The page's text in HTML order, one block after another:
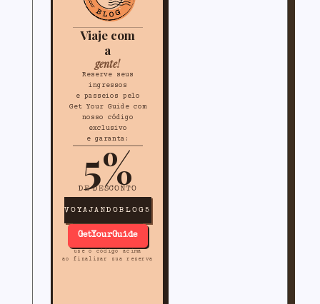
Viaje com
a
gente!
Reserve seus
ingressos
e passeios pelo
Get Your Guide com
nosso código
exclusivo
e garanta:
5%
DE DESCONTO
VOYAJANDOBLOG5
GetYourGuide
use o código acima
ao finalizar sua reserva